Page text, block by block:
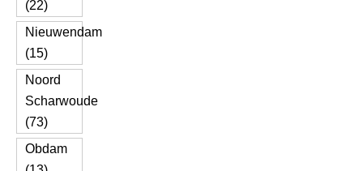
(22)
Nieuwendam
(15)
Noord
Scharwoude
(73)
Obdam